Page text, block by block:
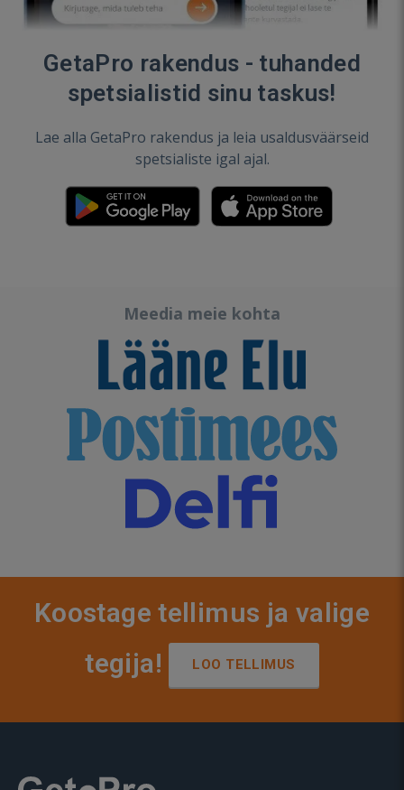
GetaPro rakendus - tuhanded
spetsialistid sinu taskus!
Lae alla GetaPro rakendus ja leia usaldusväärseid
spetsialiste igal ajal.
Meedia meie kohta
Koostage tellimus ja valige
tegija!
LOO TELLIMUS